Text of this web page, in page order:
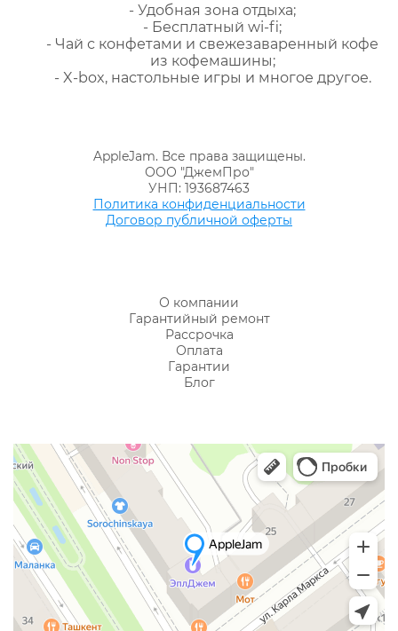
- Удобная зона отдыха;
- Бесплатный wi-fi;
- Чай с конфетами и свежезаваренный кофе
из кофемашины;
- X-box, настольные игры и многое другое.
AppleJam. Все права защищены.
ООО "ДжемПро"
УНП: 193687463
Политика конфиденциальности
Договор публичной оферты
О компании
Гарантийный ремонт
Рассрочка
Оплата
Гарантии
Блог